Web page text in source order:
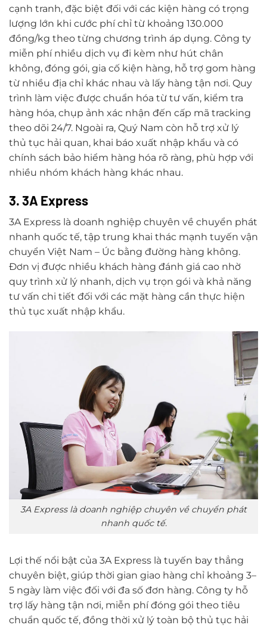
cạnh tranh, đặc biệt đối với các kiện hàng có trọng
lượng lớn khi cước phí chỉ từ khoảng 130.000
đồng/kg theo từng chương trình áp dụng. Công ty
miễn phí nhiều dịch vụ đi kèm như hút chân
không, đóng gói, gia cố kiện hàng, hỗ trợ gom hàng
từ nhiều địa chỉ khác nhau và lấy hàng tận nơi. Quy
trình làm việc được chuẩn hóa từ tư vấn, kiểm tra
hàng hóa, chụp ảnh xác nhận đến cấp mã tracking
theo dõi 24/7. Ngoài ra, Quý Nam còn hỗ trợ xử lý
thủ tục hải quan, khai báo xuất nhập khẩu và có
chính sách bảo hiểm hàng hóa rõ ràng, phù hợp với
nhiều nhóm khách hàng khác nhau.
3. 3A Express
3A Express là doanh nghiệp chuyên về chuyển phát
nhanh quốc tế, tập trung khai thác mạnh tuyến vận
chuyển Việt Nam – Úc bằng đường hàng không.
Đơn vị được nhiều khách hàng đánh giá cao nhờ
quy trình xử lý nhanh, dịch vụ trọn gói và khả năng
tư vấn chi tiết đối với các mặt hàng cần thực hiện
thủ tục xuất nhập khẩu.
3A Express là doanh nghiệp chuyên về chuyển phát
nhanh quốc tế.
Lợi thế nổi bật của 3A Express là tuyến bay thẳng
chuyên biệt, giúp thời gian giao hàng chỉ khoảng 3–
5 ngày làm việc đối với đa số đơn hàng. Công ty hỗ
trợ lấy hàng tận nơi, miễn phí đóng gói theo tiêu
chuẩn quốc tế, đồng thời xử lý toàn bộ thủ tục hải